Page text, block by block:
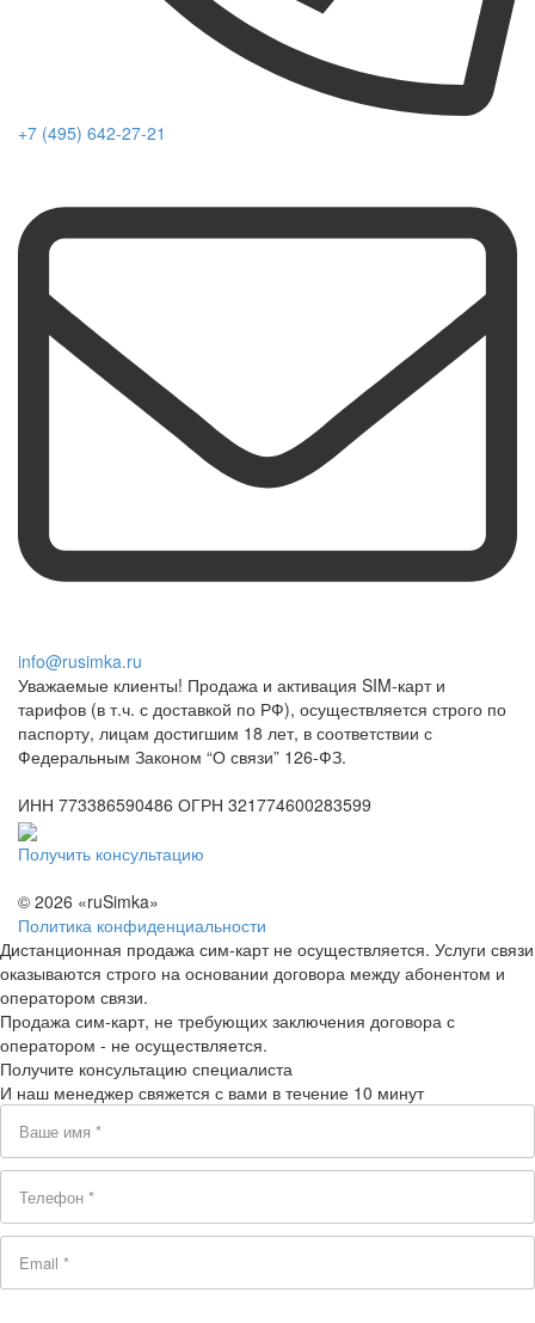
+7 (495) 642-27-21
info@rusimka.ru
Уважаемые клиенты! Продажа и активация SIM-карт и
тарифов (в т.ч. с доставкой по РФ), осуществляется строго по
паспорту, лицам достигшим 18 лет, в соответствии с
Федеральным Законом “О связи” 126-ФЗ.
ИНН 773386590486 ОГРН 321774600283599
Получить консультацию
© 2026 «ruSimka»
Политика конфиденциальности
Дистанционная продажа сим-карт не осуществляется. Услуги связи
оказываются строго на основании договора между абонентом и
оператором связи.
Продажа сим-карт, не требующих заключения договора с
оператором - не осуществляется.
Получите консультацию специалиста
И наш менеджер свяжется с вами в течение 10 минут